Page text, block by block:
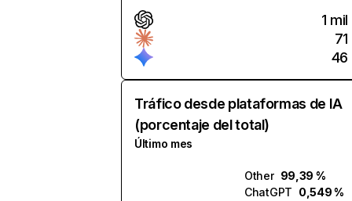
1 mil
71
46
Tráfico desde plataformas de IA
(porcentaje del total)
Último mes
Other 99,39 %
ChatGPT 0,549 %